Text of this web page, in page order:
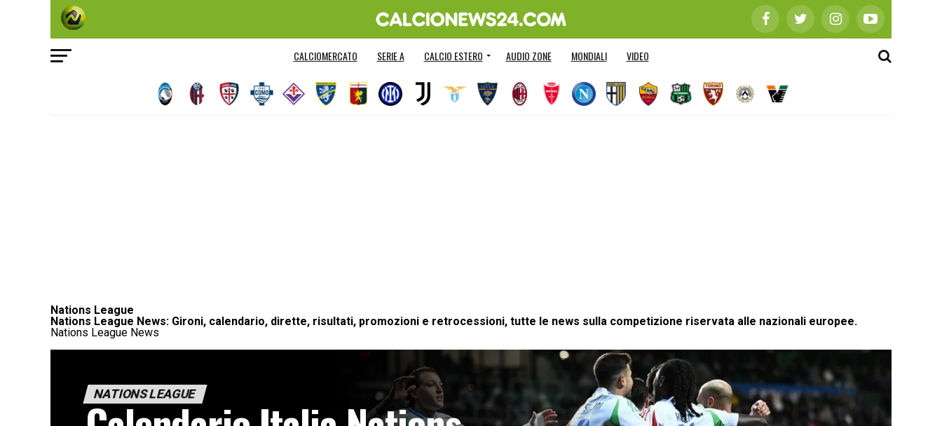
CALCIOMERCATO SERIE A CALCIO ESTERO AUDIO ZONE MONDIALI VIDEO
Nations League
Nations League News: Gironi, calendario, dirette, risultati, promozioni e retrocessioni, tutte le news sulla competizione riservata alle nazionali europee.
Nations League News
NATIONS LEAGUE